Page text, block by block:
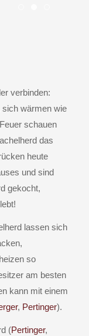
verbinden:
wärmen wie
schauen
das
heute
und sind
gekocht,
lassen sich
so
am besten
kann mit einem
, Pertinger).
(Pertinger,